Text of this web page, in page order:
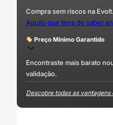
Compra sem riscos na Evolt.
Aquilo que tens de saber
Preço Mínimo Garantido
Encontraste mais barato
validação.
Descobre todas as vantagens